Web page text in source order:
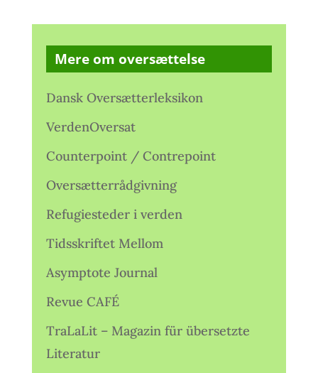
Mere om oversættelse
Dansk Oversætterleksikon
VerdenOversat
Counterpoint / Contrepoint
Oversætterrådgivning
Refugiesteder i verden
Tidsskriftet Mellom
Asymptote Journal
Revue CAFÉ
TraLaLit – Magazin für übersetzte
Literatur